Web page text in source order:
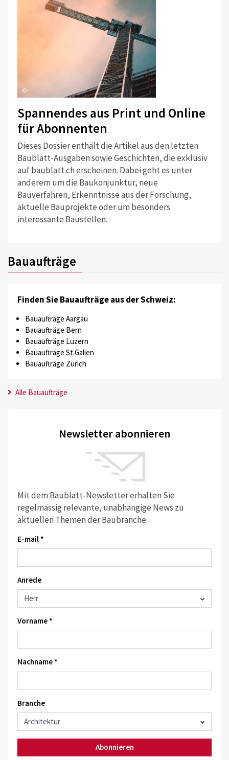
©
Spannendes aus Print und Online
für Abonnenten
Dieses Dossier enthält die Artikel aus den letzten
Baublatt-Ausgaben sowie Geschichten, die exklusiv
auf baublatt.ch erscheinen. Dabei geht es unter
anderem um die Baukonjunktur, neue
Bauverfahren, Erkenntnisse aus der Forschung,
aktuelle Bauprojekte oder um besonders
interessante Baustellen.
Bauaufträge
Finden Sie Bauaufträge aus der Schweiz:
Bauaufträge Aargau
Bauaufträge Bern
Bauaufträge Luzern
Bauaufträge St.Gallen
Bauaufträge Zürich
Alle Bauaufträge
Newsletter abonnieren
Mit dem Baublatt-Newsletter erhalten Sie
regelmässig relevante, unabhängige News zu
aktuellen Themen der Baubranche.
E-mail *
Anrede
Vorname *
Nachname *
Branche
Abonnieren